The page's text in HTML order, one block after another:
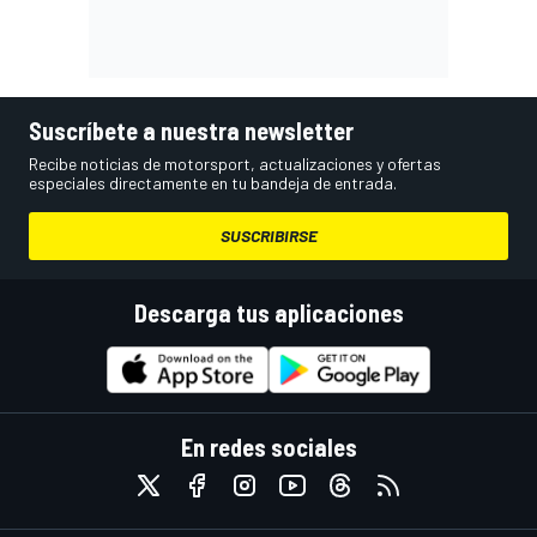
Suscríbete a nuestra newsletter
Recibe noticias de motorsport, actualizaciones y ofertas
especiales directamente en tu bandeja de entrada.
SUSCRIBIRSE
Descarga tus aplicaciones
En redes sociales